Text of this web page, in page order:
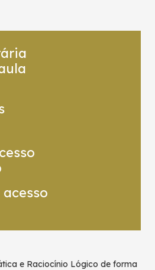
e Raciocínio Lógico de forma